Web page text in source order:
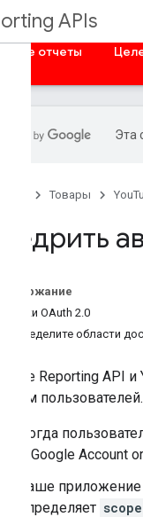
APIs
отчеты
Эта
Товары
Внедрить
Содержание
Потоки OAuth 2.0
Определите области
Reporting API и
Когда
Google Account
Ваше
определяет scope